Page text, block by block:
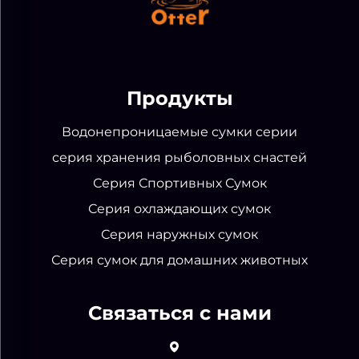
Продукты
Водонепроницаемые сумки серии
серия хранения рыболовных снастей
Серия Спортивных Сумок
Серия охлаждающих сумок
Серия наружных сумок
Серия сумок для домашних животных
Связаться с нами